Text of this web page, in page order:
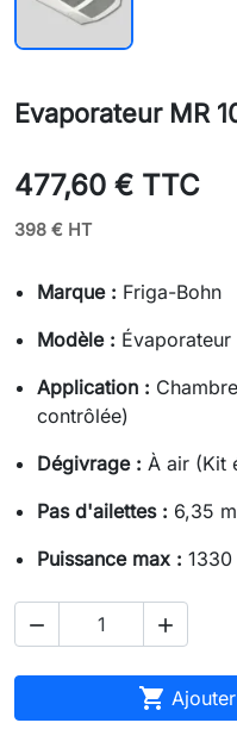
Evaporateur MR
477,60 € TTC
398 € HT
Marque : Friga-Bohn
Modèle :
Application :
contrôlée)
Dégivrage : À air (Kit
Pas d'ailettes : 6,35
Puissance max : 1330
 
